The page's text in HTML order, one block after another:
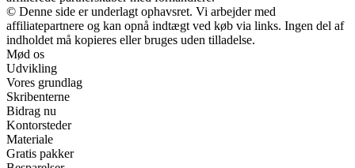
© Denne side er underlagt ophavsret. Vi arbejder med
affiliatepartnere og kan opnå indtægt ved køb via links. Ingen del af
indholdet må kopieres eller bruges uden tilladelse.
Mød os
Udvikling
Vores grundlag
Skribenterne
Bidrag nu
Kontorsteder
Materiale
Gratis pakker